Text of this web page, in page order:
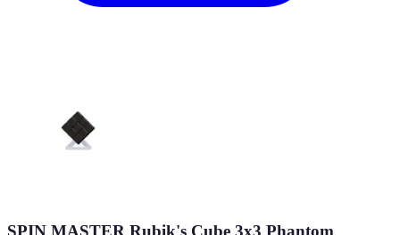
SPIN MASTER Rubik's Cube 3x3 Phantom